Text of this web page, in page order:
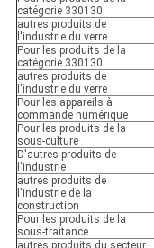
catégorie 330130
autres produits de
l'industrie du verre
Pour les produits de la
catégorie 330130
autres produits de
l'industrie du verre
Pour les appareils à
commande numérique
Pour les produits de la
sous-culture
D'autres produits de
l'industrie
autres produits de
l'industrie de la
construction
Pour les produits de la
sous-traitance